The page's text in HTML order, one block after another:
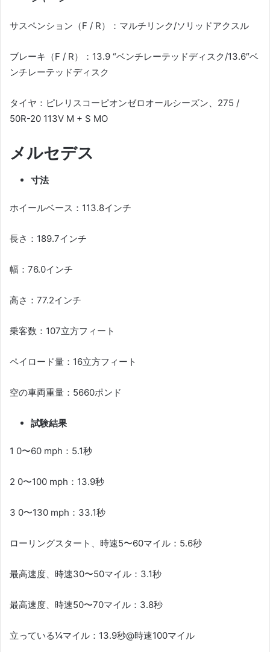
サスペンション（F / R）：マルチリンク/ソリッドアクスル
ブレーキ（F / R）：13.9 “ベンチレーテッドディスク/13.6″ベ
ンチレーテッドディスク
タイヤ：ピレリスコーピオンゼロオールシーズン、275 /
50R-20 113V M + S MO
メルセデス
寸法
ホイールベース：113.8インチ
長さ：189.7インチ
幅：76.0インチ
高さ：77.2インチ
乗客数：107立方フィート
ペイロード量：16立方フィート
空の車両重量：5660ポンド
試験結果
1 0〜60 mph：5.1秒
2 0〜100 mph：13.9秒
3 0〜130 mph：33.1秒
ローリングスタート、時速5〜60マイル：5.6秒
最高速度、時速30〜50マイル：3.1秒
最高速度、時速50〜70マイル：3.8秒
立っている¼マイル：13.9秒@時速100マイル